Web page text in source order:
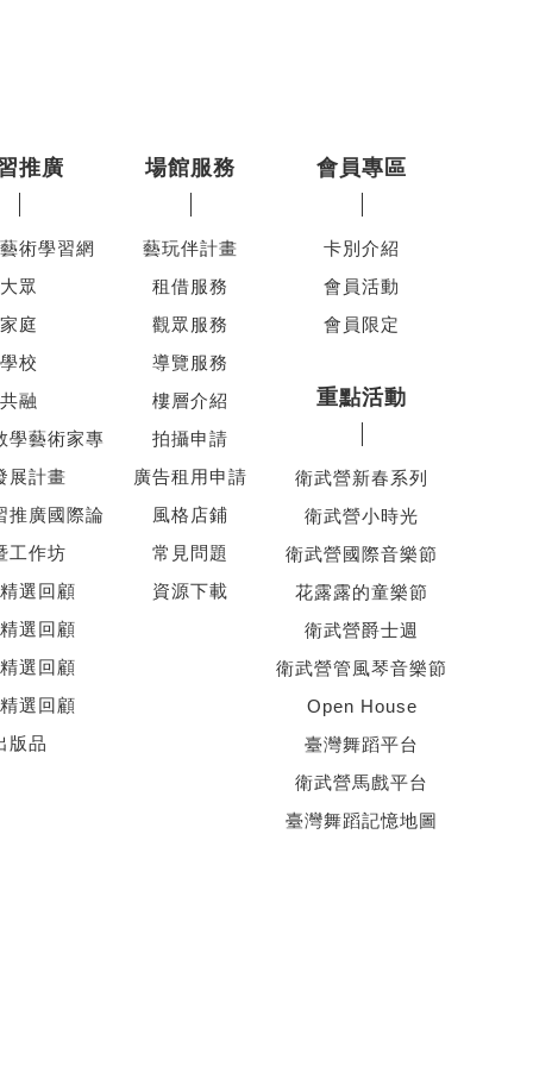
推廣
術學習網
大眾
家庭
學校
共融
學藝術家專
展計畫
推廣國際論
工作坊
選回顧
選回顧
選回顧
選回顧
版品
場館服務
藝玩伴計畫
租借服務
觀眾服務
導覽服務
樓層介紹
拍攝申請
廣告租用申請
風格店鋪
常見問題
資源下載
會員專區
卡別介紹
會員活動
會員限定
重點活動
衛武營新春系列
衛武營小時光
衛武營國際音樂節
花露露的童樂節
衛武營爵士週
衛武營管風琴音樂節
Open House
臺灣舞蹈平台
衛武營馬戲平台
臺灣舞蹈記憶地圖